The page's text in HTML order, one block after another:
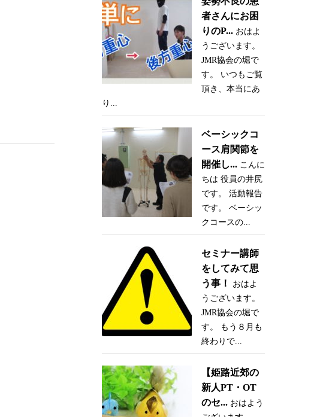
者さんにお困
りのP... おはよ
うございます。
JMR協会の堀で
す。 いつもご覧
頂き、本当にあ
り...
ベーシックコ
ース肩関節を
開催し... こんに
ちは 役員の井尻
です。 活動報告
です。 ベーシッ
クコースの...
セミナー講師
をしてみて思
う事！
おはよ
うございます。
JMR協会の堀で
す。 もう８月も
終わりで...
【姫路近郊の
新人PT・OT
のセ... おはよう